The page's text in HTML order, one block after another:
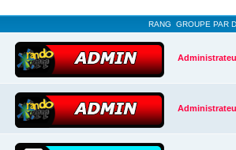
RANG GROUPE PAR